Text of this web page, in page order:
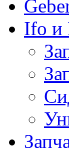
Ifo и